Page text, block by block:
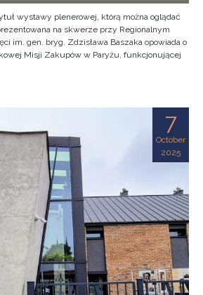
wystawy plenerowej, którą można oglądać
na skwerze przy Regionalnym
im. gen. bryg. Zdzisława Baszaka opowiada o
Misji Zakupów w Paryżu, funkcjonującej
7
October
2025